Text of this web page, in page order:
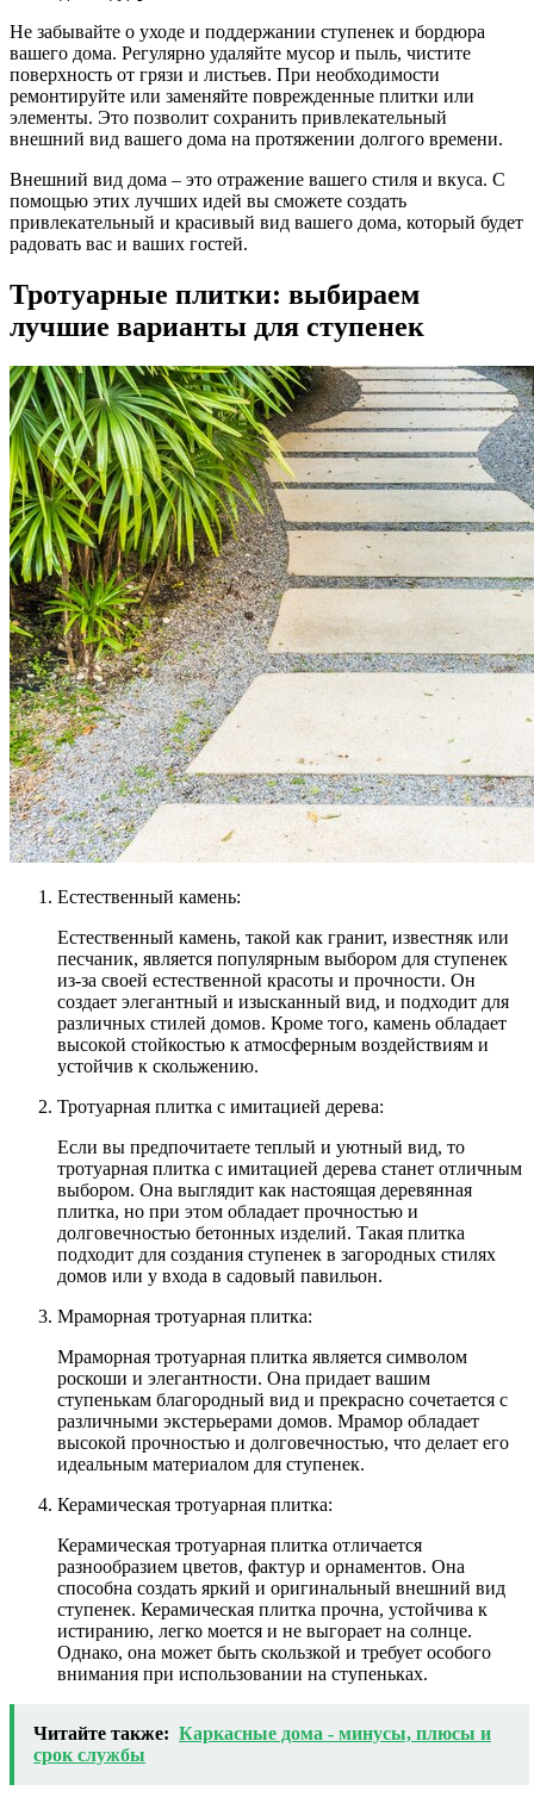
Не забывайте о уходе и поддержании ступенек и бордюра
вашего дома. Регулярно удаляйте мусор и пыль, чистите
поверхность от грязи и листьев. При необходимости
ремонтируйте или заменяйте поврежденные плитки или
элементы. Это позволит сохранить привлекательный
внешний вид вашего дома на протяжении долгого времени.
Внешний вид дома – это отражение вашего стиля и вкуса. С
помощью этих лучших идей вы сможете создать
привлекательный и красивый вид вашего дома, который будет
радовать вас и ваших гостей.
Тротуарные плитки: выбираем
лучшие варианты для ступенек
Естественный камень:
Естественный камень, такой как гранит, известняк или
песчаник, является популярным выбором для ступенек
из-за своей естественной красоты и прочности. Он
создает элегантный и изысканный вид, и подходит для
различных стилей домов. Кроме того, камень обладает
высокой стойкостью к атмосферным воздействиям и
устойчив к скольжению.
Тротуарная плитка с имитацией дерева:
Если вы предпочитаете теплый и уютный вид, то
тротуарная плитка с имитацией дерева станет отличным
выбором. Она выглядит как настоящая деревянная
плитка, но при этом обладает прочностью и
долговечностью бетонных изделий. Такая плитка
подходит для создания ступенек в загородных стилях
домов или у входа в садовый павильон.
Мраморная тротуарная плитка:
Мраморная тротуарная плитка является символом
роскоши и элегантности. Она придает вашим
ступенькам благородный вид и прекрасно сочетается с
различными экстерьерами домов. Мрамор обладает
высокой прочностью и долговечностью, что делает его
идеальным материалом для ступенек.
Керамическая тротуарная плитка:
Керамическая тротуарная плитка отличается
разнообразием цветов, фактур и орнаментов. Она
способна создать яркий и оригинальный внешний вид
ступенек. Керамическая плитка прочна, устойчива к
истиранию, легко моется и не выгорает на солнце.
Однако, она может быть скользкой и требует особого
внимания при использовании на ступеньках.
Читайте также: Каркасные дома - минусы, плюсы и
срок службы